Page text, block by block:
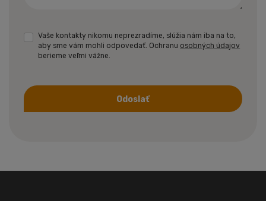
Vaše kontakty nikomu neprezradíme, slúžia nám iba na to,
aby sme vám mohli odpovedať. Ochranu osobných údajov
berieme veľmi vážne.
Odoslať